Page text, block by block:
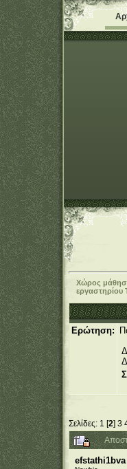
Χώρος
εργαστηρίου
Ερώτηση:
Σελίδες: 1 [2] 3
efstathi1bva